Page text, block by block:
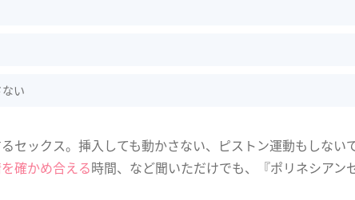
い
セックス。挿入しても動かさない、ピストン運動もしないで
確かめ合える時間、など聞いただけでも、『ポリネシアン